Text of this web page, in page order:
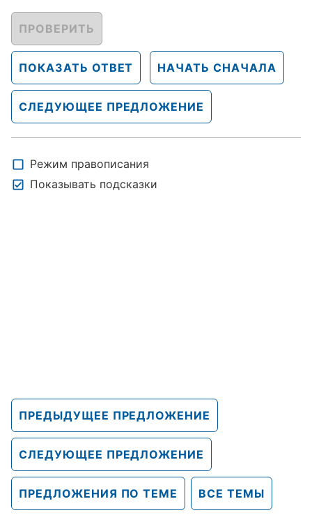
ПРОВЕРИТЬ
ПОКАЗАТЬ ОТВЕТ НАЧАТЬ СНАЧАЛА
СЛЕДУЮЩЕЕ ПРЕДЛОЖЕНИЕ
Режим правописания
Показывать подсказки
ПРЕДЫДУЩЕЕ ПРЕДЛОЖЕНИЕ
СЛЕДУЮЩЕЕ ПРЕДЛОЖЕНИЕ
ПРЕДЛОЖЕНИЯ ПО ТЕМЕ ВСЕ ТЕМЫ